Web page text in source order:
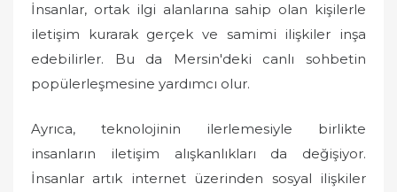
İnsanlar, ortak ilgi alanlarına sahip olan kişilerle
iletişim kurarak gerçek ve samimi ilişkiler inşa
edebilirler. Bu da Mersin'deki canlı sohbetin
popülerleşmesine yardımcı olur.
Ayrıca, teknolojinin ilerlemesiyle birlikte
insanların iletişim alışkanlıkları da değişiyor.
İnsanlar artık internet üzerinden sosyal ilişkiler